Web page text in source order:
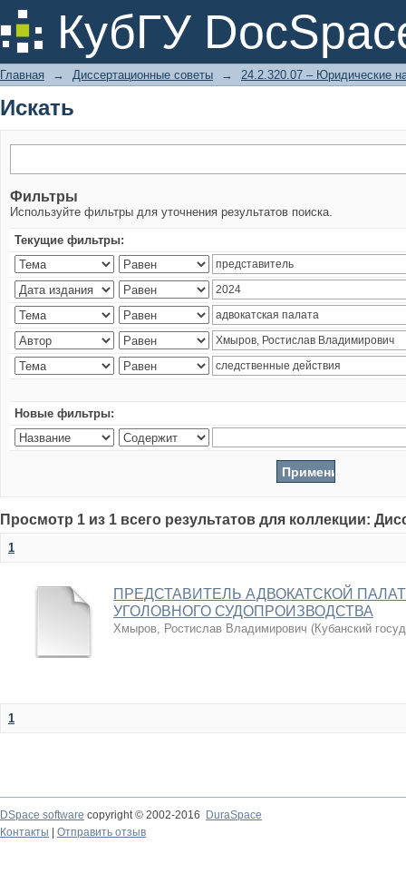
КубГУ
Искать
Главная → Диссертационные советы → 24.2.320.07 – Юридические
Искать
Фильтры
Используйте фильтры для уточнения результатов поиска.
Текущие фильтры:
Новые фильтры:
Просмотр 1 из 1 всего результатов для коллекции:
1
ПРЕДСТАВИТЕЛЬ АДВОКАТСКОЙ
УГОЛОВНОГО СУДОПРОИЗВОДСТВА
Хмыров, Ростислав Владимирович (Кубанский
1
DSpace software copyright © 2002-2016
DuraSpace
Контакты
Отправить отзыв